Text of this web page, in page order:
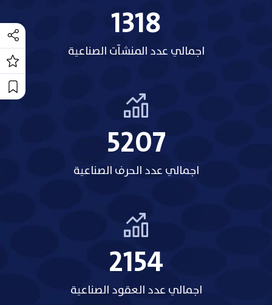
1318
اجمالي عدد المنشآت الصناعية
5207
اجمالي عدد الحرف الصناعية
2154
اجمالي عدد العقود الصناعية